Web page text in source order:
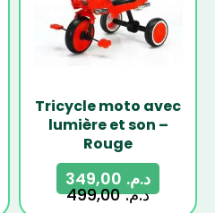
Tricycle moto avec
lumière et son –
Rouge
د.م.499,00
د.م.